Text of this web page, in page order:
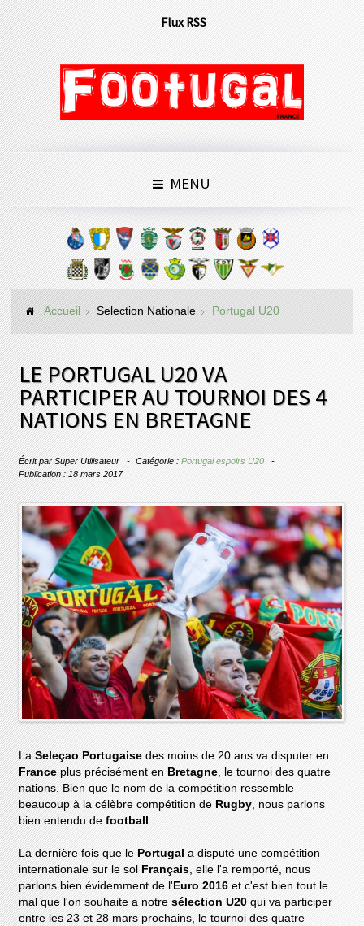
Flux RSS
MENU
Accueil Selection Nationale Portugal U20
LE PORTUGAL U20 VA
PARTICIPER AU TOURNOI DES 4
NATIONS EN BRETAGNE
Écrit parSuper Utilisateur Catégorie :Portugal espoirs U20
Publication : 18 mars 2017
LaSeleçao Portugaise des moins de 20 ans va disputer en
Franceplus précisément en Bretagne, le tournoi des quatre
nations. Bien que le nom de la compétition ressemble
beaucoup à la célèbre compétition de Rugby, nous parlons
bien entendu defootball .
La dernière fois que le Portugala disputé une compétition
internationale sur le sol
Français, elle l'a remporté, nous
parlons bien évidemment de l' Euro 2016 et c'est bien tout le
mal que l'on souhaite a notresélection U20 qui va participer
entre les 23 et 28 mars prochains, le tournoi des quatre